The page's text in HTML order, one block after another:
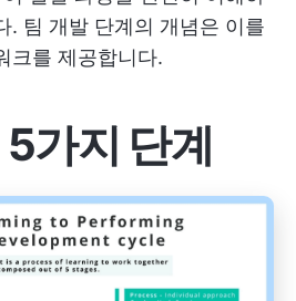
. 팀 개발 단계의 개념은 이를
크를 제공합니다.
가지 단계